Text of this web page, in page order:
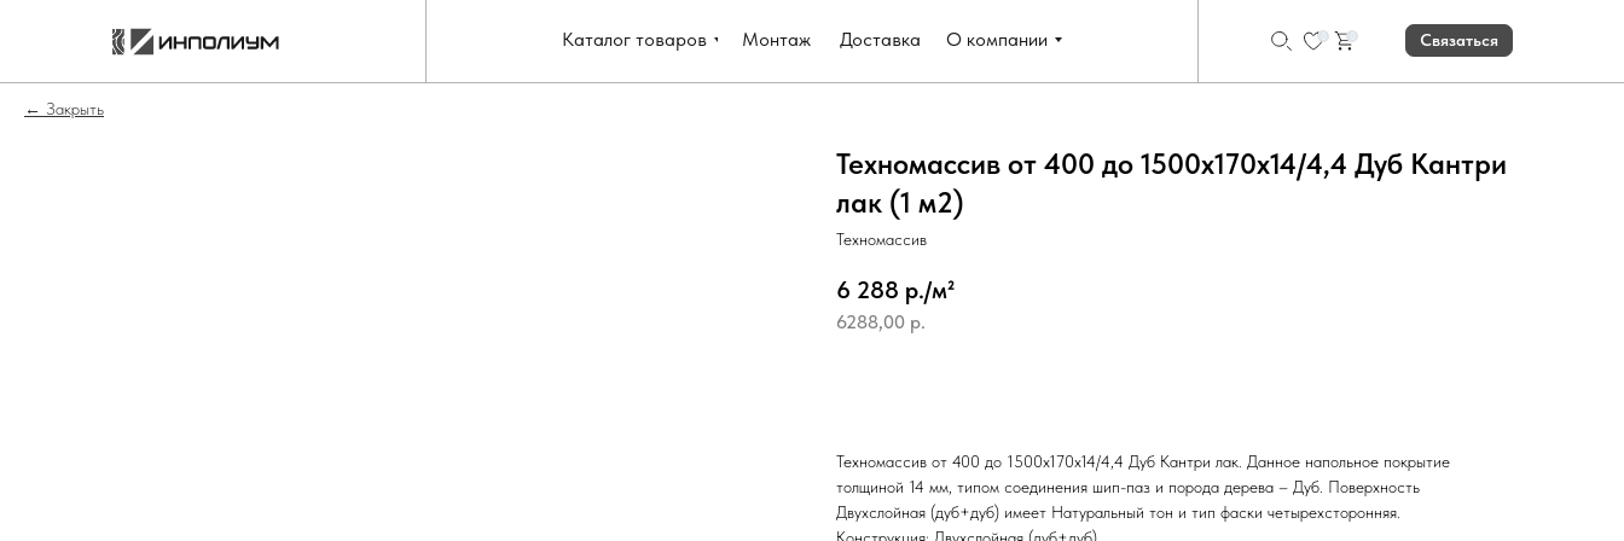
Связаться
Каталог товаров Монтаж Доставка О компании
Закрыть
Техномассив от 400 до 1500х170х14/4,4 Дуб Кантри
лак (1 м2)
Техномассив
6 288 р./м²
6288,00 р.
Техномассив от 400 до 1500х170х14/4,4 Дуб Кантри лак. Данное напольное покрытие
толщиной 14 мм, типом соединения шип-паз и порода дерева – Дуб. Поверхность
Двухслойная (дуб+дуб) имеет Натуральный тон и тип фаски четырехсторонняя.